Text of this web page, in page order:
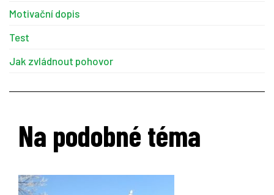
Motivační dopis
Test
Jak zvládnout pohovor
Na podobné téma